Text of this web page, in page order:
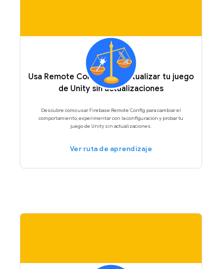
Usa Remote Config para actualizar tu juego
de Unity sin actualizaciones
Descubre cómo usar Firebase Remote Config para cambiar el
comportamiento, experimentar con la configuración y probar tu
juego de Unity sin actualizaciones.
Ver ruta de aprendizaje